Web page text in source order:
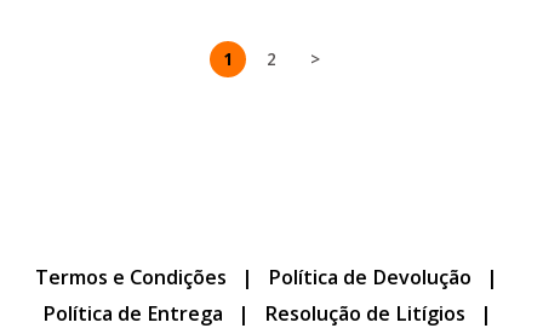
1 2 >
Termos e Condições | Política de Devolução |
Política de Entrega | Resolução de Litígios |